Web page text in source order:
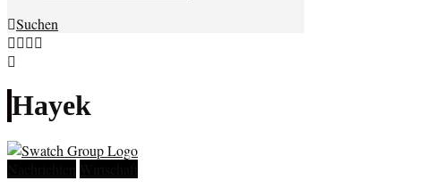
Suchen
Hayek